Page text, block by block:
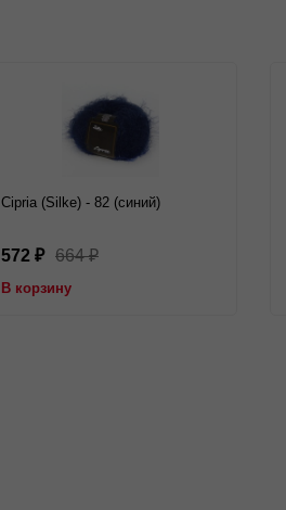
Cipria (Silke) - 82 (синий)
572 ₽ 664₽
В корзину